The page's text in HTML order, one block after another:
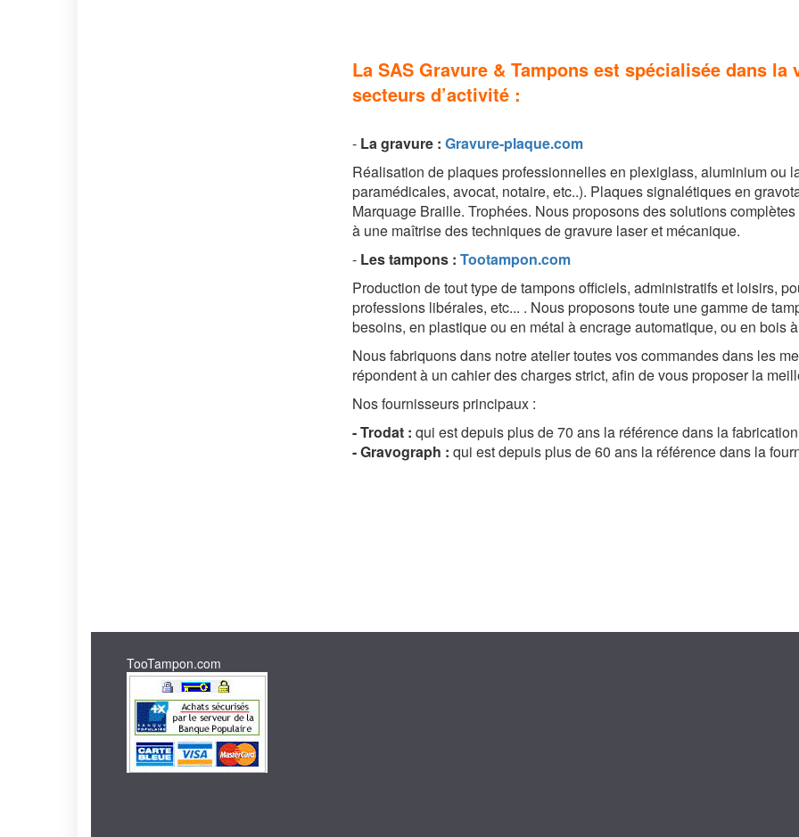
La SAS Gravure & Tampons est spécialisée dans
secteurs d’activité :
- La gravure : Gravure-plaque.com
Réalisation de plaques professionnelles en plexiglass, aluminium ou
paramédicales, avocat, notaire, etc..). Plaques signalétiques en
Marquage Braille. Trophées. Nous proposons des solutions
à une maîtrise des techniques de gravure laser et mécanique.
- Les tampons : Tootampon.com
Production de tout type de tampons officiels, administratifs et loisirs,
professions libérales, etc... . Nous proposons toute une gamme de
besoins, en plastique ou en métal à encrage automatique, ou en bois
Nous fabriquons dans notre atelier toutes vos commandes dans les
répondent à un cahier des charges strict, afin de vous proposer la
Nos fournisseurs principaux :
- Trodat : qui est depuis plus de 70 ans la référence dans la
- Gravograph : qui est depuis plus de 60 ans la référence dans la
TooTampon.com